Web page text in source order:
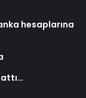
hesaplarına